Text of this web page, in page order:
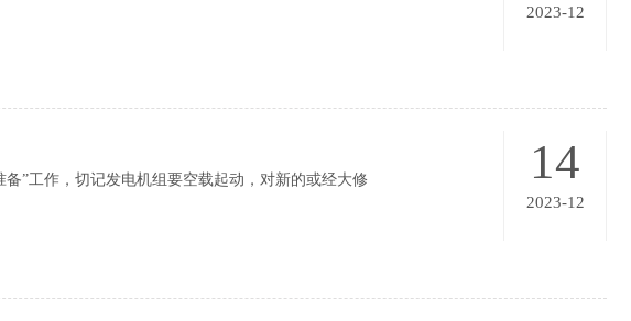
2023-12
14
2023-12
”工作，切记发电机组要空载起动，对新的或经大修